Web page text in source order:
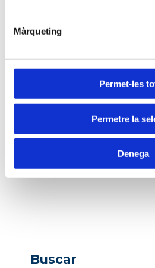
Màrqueting
Permet-les
Permetre la
Denega
Buscar